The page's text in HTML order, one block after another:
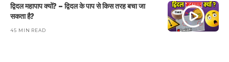
द्विदल महापाप क्यों? – द्विदल के पाप से किस तरह बचा जा
सकता है?
45 MIN READ